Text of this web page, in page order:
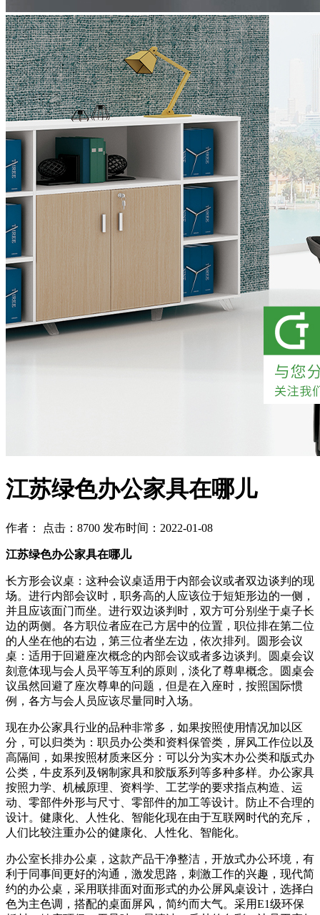
江苏绿色办公家具在哪儿
作者： 点击：8700 发布时间：2022-01-08
江苏绿色办公家具在哪儿
长方形会议桌：这种会议桌适用于内部会议或者双边谈判的现
场。进行内部会议时，职务高的人应该位于短矩形边的一侧，
并且应该面门而坐。进行双边谈判时，双方可分别坐于桌子长
边的两侧。各方职位者应在己方居中的位置，职位排在第二位
的人坐在他的右边，第三位者坐左边，依次排列。圆形会议
桌：适用于回避座次概念的内部会议或者多边谈判。圆桌会议
刻意体现与会人员平等互利的原则，淡化了尊卑概念。圆桌会
议虽然回避了座次尊卑的问题，但是在入座时，按照国际惯
例，各方与会人员应该尽量同时入场。
现在办公家具行业的品种非常多，如果按照使用情况加以区
分，可以归类为：职员办公类和资料保管类，屏风工作位以及
高隔间，如果按照材质来区分：可以分为实木办公类和版式办
公类，牛皮系列及钢制家具和胶版系列等多种多样。办公家具
按照力学、机械原理、资料学、工艺学的要求指点构造、运
动、零部件外形与尺寸、零部件的加工等设计。防止不合理的
设计。健康化、人性化、智能化现在由于互联网时代的充斥，
人们比较注重办公的健康化、人性化、智能化。
办公室长排办公桌，这款产品干净整洁，开放式办公环境，有
利于同事间更好的沟通，激发思路，刺激工作的兴趣，现代简
约的办公桌，采用联排面对面形式的办公屏风桌设计，选择白
色为主色调，搭配的桌面屏风，简约而大气。采用E1级环保